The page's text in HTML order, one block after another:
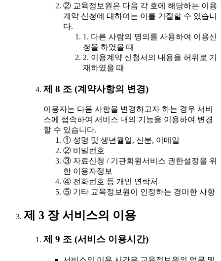
② 교육정보원은 다음 각 호에 해당하는 이용
계약 신청에 대하여는 이를 거절할 수 있습니
다.
1. 다른 사람의 명의를 사용하여 이용신
청을 하였을 때
2. 이용계약 신청서의 내용을 허위로 기
재하였을 때
제 8 조 (계약사항의 변경)
이용자는 다음 사항을 변경하고자 하는 경우 서비
스에 접속하여 서비스 내의 기능을 이용하여 변경
할 수 있습니다.
① 성명 및 생년월일, 신분, 이메일
② 비밀번호
③ 자료신청 / 기관회원서비스 권한설정을 위
한 이용자정보
④ 전화번호 등 개인 연락처
⑤ 기타 교육정보원이 인정하는 경미한 사항
제 3 장 서비스의 이용
제 9 조 (서비스 이용시간)